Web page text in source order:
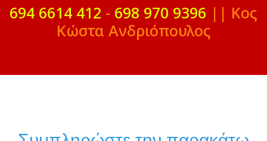
694 6614 412 - 698 970 9396 || Κος
Κώστα Ανδριόπουλος